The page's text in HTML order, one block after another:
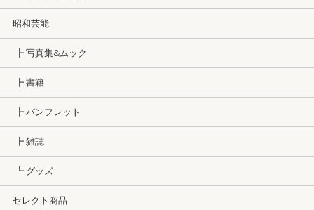
昭和芸能
┣ 写真集&ムック
┣ 書籍
┣ パンフレット
┣ 雑誌
┗ グッズ
セレクト商品